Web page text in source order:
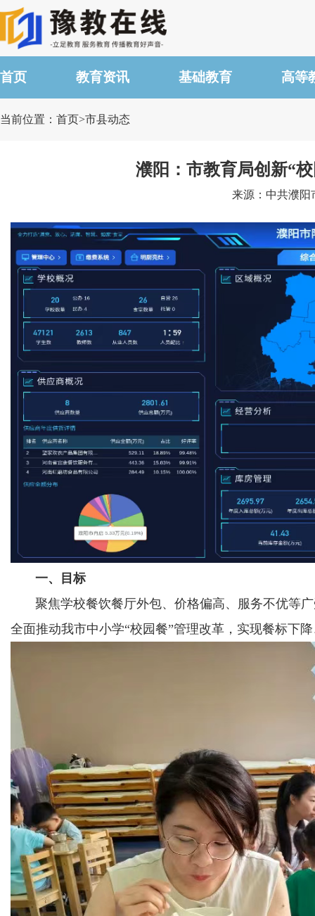
首页 教育资讯 基础教育 高等
当前位置：首页>市县动态
濮阳：市教育局创新“
来源：中共濮阳
一、目标
聚焦学校餐饮餐厅外包、价格偏高、服务不优等广
全面推动我市中小学“校园餐”管理改革，实现餐标下